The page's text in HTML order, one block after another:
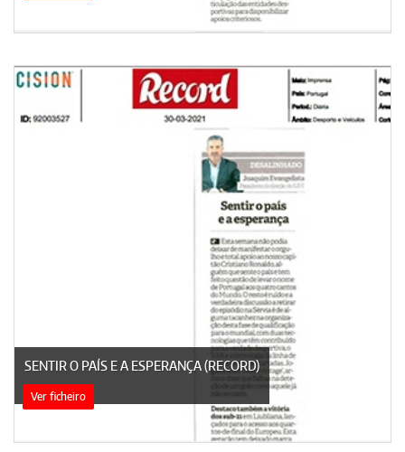
SENTIR O PAÍS E A ESPERANÇA (RECORD)
Ver ficheiro